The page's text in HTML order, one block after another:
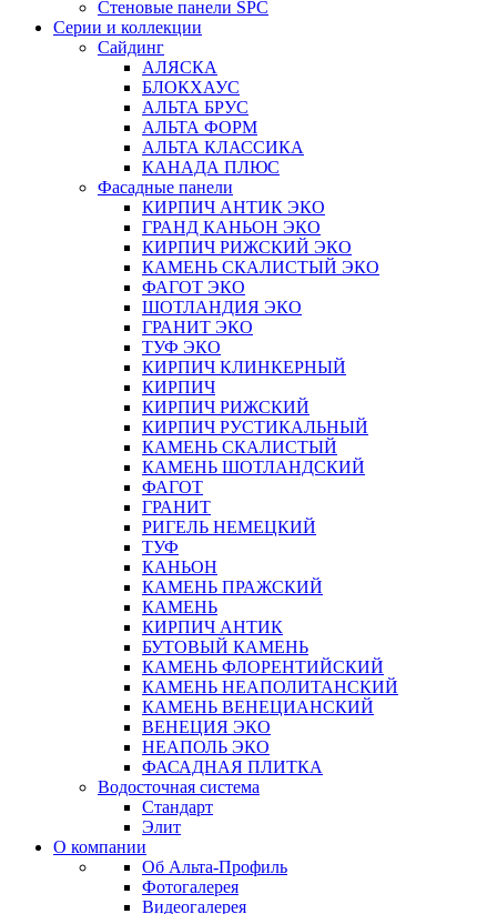
Стеновые панели SPC
Серии и коллекции
Сайдинг
АЛЯСКА
БЛОКХАУС
АЛЬТА БРУС
АЛЬТА ФОРМ
АЛЬТА КЛАССИКА
КАНАДА ПЛЮС
Фасадные панели
КИРПИЧ АНТИК ЭКО
ГРАНД КАНЬОН ЭКО
КИРПИЧ РИЖСКИЙ ЭКО
КАМЕНЬ СКАЛИСТЫЙ ЭКО
ФАГОТ ЭКО
ШОТЛАНДИЯ ЭКО
ГРАНИТ ЭКО
ТУФ ЭКО
КИРПИЧ КЛИНКЕРНЫЙ
КИРПИЧ
КИРПИЧ РИЖСКИЙ
КИРПИЧ РУСТИКАЛЬНЫЙ
КАМЕНЬ СКАЛИСТЫЙ
КАМЕНЬ ШОТЛАНДСКИЙ
ФАГОТ
ГРАНИТ
РИГЕЛЬ НЕМЕЦКИЙ
ТУФ
КАНЬОН
КАМЕНЬ ПРАЖСКИЙ
КАМЕНЬ
КИРПИЧ АНТИК
БУТОВЫЙ КАМЕНЬ
КАМЕНЬ ФЛОРЕНТИЙСКИЙ
КАМЕНЬ НЕАПОЛИТАНСКИЙ
КАМЕНЬ ВЕНЕЦИАНСКИЙ
ВЕНЕЦИЯ ЭКО
НЕАПОЛЬ ЭКО
ФАСАДНАЯ ПЛИТКА
Водосточная система
Стандарт
Элит
О компании
Об Альта-Профиль
Фотогалерея
Видеогалерея